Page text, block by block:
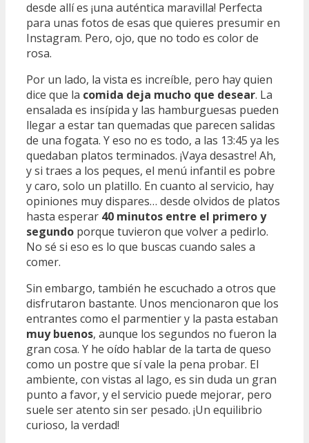
desde allí es ¡una auténtica maravilla! Perfecta
para unas fotos de esas que quieres presumir en
Instagram. Pero, ojo, que no todo es color de
rosa.
Por un lado, la vista es increíble, pero hay quien
dice que la comida deja mucho que desear. La
ensalada es insípida y las hamburguesas pueden
llegar a estar tan quemadas que parecen salidas
de una fogata. Y eso no es todo, a las 13:45 ya les
quedaban platos terminados. ¡Vaya desastre! Ah,
y si traes a los peques, el menú infantil es pobre
y caro, solo un platillo. En cuanto al servicio, hay
opiniones muy dispares… desde olvidos de platos
hasta esperar 40 minutos entre el primero y
segundo porque tuvieron que volver a pedirlo.
No sé si eso es lo que buscas cuando sales a
comer.
Sin embargo, también he escuchado a otros que
disfrutaron bastante. Unos mencionaron que los
entrantes como el parmentier y la pasta estaban
muy buenos, aunque los segundos no fueron la
gran cosa. Y he oído hablar de la tarta de queso
como un postre que sí vale la pena probar. El
ambiente, con vistas al lago, es sin duda un gran
punto a favor, y el servicio puede mejorar, pero
suele ser atento sin ser pesado. ¡Un equilibrio
curioso, la verdad!